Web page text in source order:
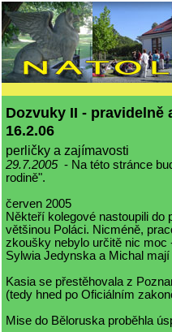
Dozvuky II - pravidelně
16.2.06
perličky a zajímavosti
29.7.2005 - Na této stránce
rodině".
červen 2005
Někteří kolegové nastoupili do
většinou Poláci. Nicméně,
zkoušky nebylo určitě nic moc
Sylwia Jedynska a Michal mají
Kasia se přestěhovala z
(tedy hned po Oficiálním
Mise do Běloruska proběhla